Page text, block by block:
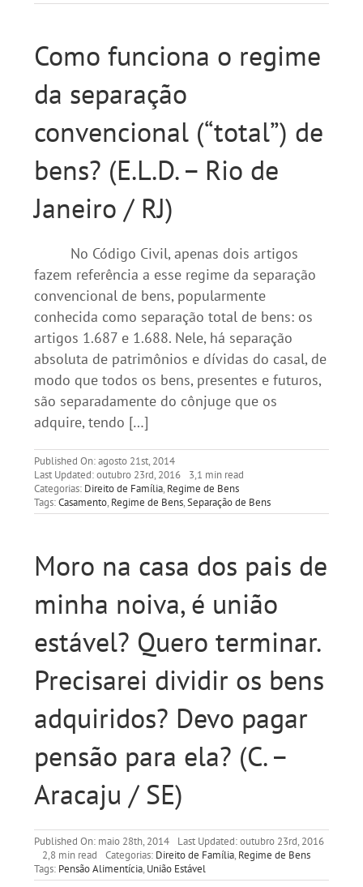
Como funciona o regime
da separação
convencional (“total”) de
bens? (E.L.D. – Rio de
Janeiro / RJ)
No Código Civil, apenas dois artigos
fazem referência a esse regime da separação
convencional de bens, popularmente
conhecida como separação total de bens: os
artigos 1.687 e 1.688. Nele, há separação
absoluta de patrimônios e dívidas do casal, de
modo que todos os bens, presentes e futuros,
são separadamente do cônjuge que os
adquire, tendo […]
Published On: agosto 21st, 2014
Last Updated: outubro 23rd, 2016
3,1 min read
Categorias: Direito de Família, Regime de Bens
Tags:Casamento, Regime de Bens,Separação de Bens
Moro na casa dos pais de
minha noiva, é união
estável? Quero terminar.
Precisarei dividir os bens
adquiridos? Devo pagar
pensão para ela? (C. –
Aracaju / SE)
Published On: maio 28th, 2014
Last Updated: outubro 23rd, 2016
2,8 min read
Categorias: Direito de Família, Regime de Bens
Tags: Pensão Alimentícia, União Estável